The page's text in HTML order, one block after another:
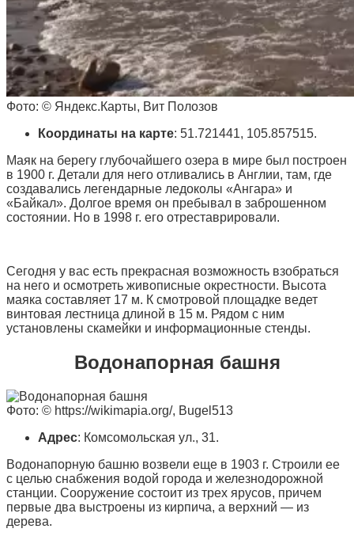
Фото: © Яндекс.Карты, Вит Полозов
Координаты на карте: 51.721441, 105.857515.
Маяк на берегу глубочайшего озера в мире был построен
в 1900 г. Детали для него отливались в Англии, там, где
создавались легендарные ледоколы «Ангара» и
«Байкал». Долгое время он пребывал в заброшенном
состоянии. Но в 1998 г. его отреставрировали.
Сегодня у вас есть прекрасная возможность взобраться
на него и осмотреть живописные окрестности. Высота
маяка составляет 17 м. К смотровой площадке ведет
винтовая лестница длиной в 15 м. Рядом с ним
установлены скамейки и информационные стенды.
Водонапорная башня
Фото: © https://wikimapia.org/, Bugel513
Адрес: Комсомольская ул., 31.
Водонапорную башню возвели еще в 1903 г. Строили ее
с целью снабжения водой города и железнодорожной
станции. Сооружение состоит из трех ярусов, причем
первые два выстроены из кирпича, а верхний — из
дерева.